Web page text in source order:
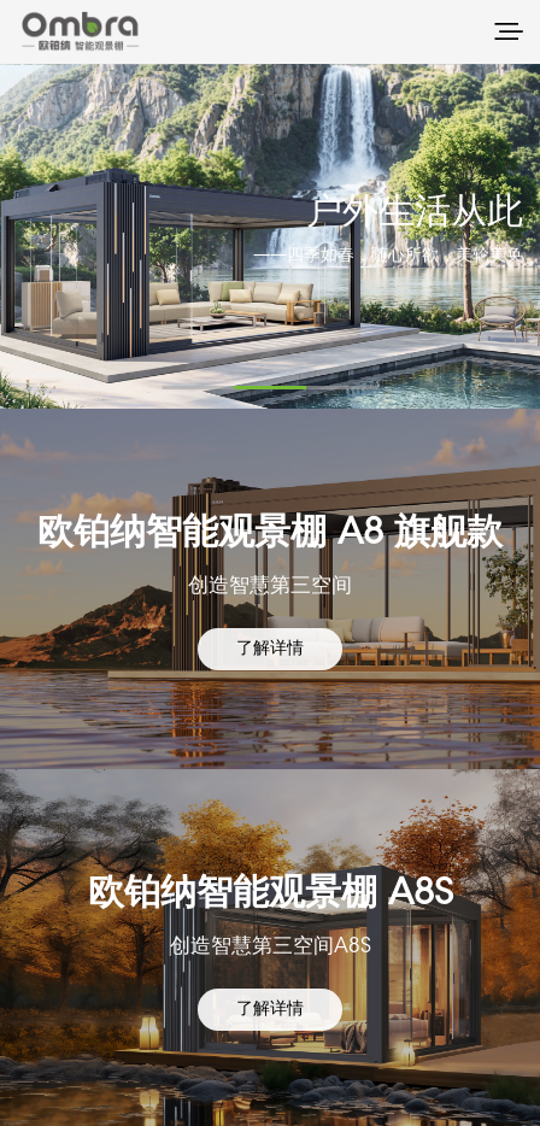
户外生活从此
——四季如春，随心所欲，美轮美奂
欧铂纳智能观景棚 A8 旗舰款
创造智慧第三空间
了解详情
欧铂纳智能观景棚 A8S
创造智慧第三空间A8S
了解详情